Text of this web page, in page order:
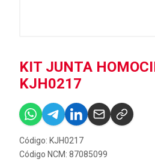
KIT JUNTA
KJH0217
Código: KJH0217
Código NCM: 87085099